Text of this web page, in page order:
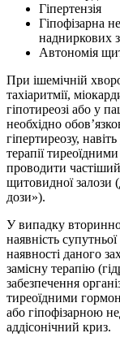
Гіпертензія
Гіпофізарна
надниркових
Автономія
При ішемічній
тахіаритмії,
гіпотиреозі або у
необхідно
гіпертиреозу,
терапії
проводити
щитовидної залози
дози»).
У випадку
наявність
наявності даного
замісну терапію
забезпечення
тиреоїдними
або гіпофізарною
аддісонічний криз.